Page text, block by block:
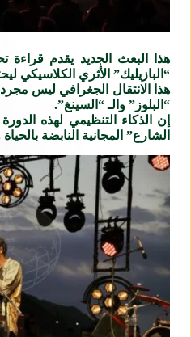
هذا البعث الجديد يقدم قراءة
“البازيليك” الأثري الكلاسيكي
هذا الانتقال الجغرافي ليس
“البلوز” والـ “السينغ”.
إن الذكاء التنظيمي لهذه
الشارع” المجانية النابضة